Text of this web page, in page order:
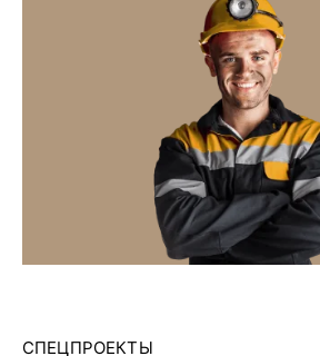
СПЕЦПРОЕКТЫ